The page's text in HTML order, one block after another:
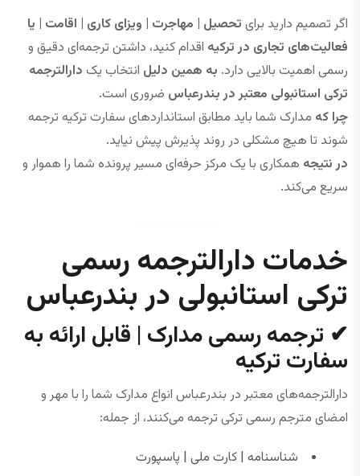
اگر تصمیم دارید برای تحصیل | مهاجرت | ویزای کاری | اقامت | یا
فعالیت‌های تجاری در ترکیه اقدام کنید، داشتن ترجمه‌ای دقیق و
رسمی اهمیت بالایی دارد. به همین دلیل انتخاب یک دارالترجمه
ترکی استانبولی معتبر در بندرعباس ضروری است.
چرا که مدارک شما باید مطابق استانداردهای سفارت ترکیه ترجمه
شوند تا هیچ مشکلی در روند پذیرش پیش نیاید.
در نتیجه همکاری با یک مرکز حرفه‌ای مسیر پرونده شما را هموار و
سریع می‌کند.
خدمات دارالترجمه رسمی
ترکی استانبولی در بندرعباس
✔ ترجمه رسمی مدارک | قابل ارائه به
سفارت ترکیه
دارالترجمه‌های معتبر در بندرعباس انواع مدارک شما را با مهر و
امضای مترجم رسمی ترکی ترجمه می‌کنند، از جمله:
شناسنامه | کارت ملی | پاسپورت